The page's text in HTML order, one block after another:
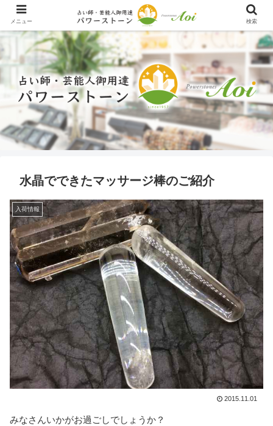
水晶でできたマッサージ棒のご紹介
入荷情報
2015.11.01
みなさんいかがお過ごしでしょうか？
メニュー 検索